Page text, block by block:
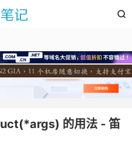

的用法 - 笛